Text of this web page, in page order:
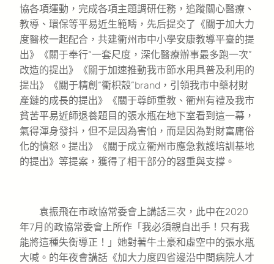
協各項運動，完成各項主題調研任務，追蹤關心醫療、
教導、環保等平易近生範疇，先后提交了《關于加大力
度醫校一起配合，共建衢州市中小學安康教導平臺的提
出》《關于奉行“一套尺度，深化醫療辦事最多跑一次”
改造的提出》《關于加速推動我市節水用具普及利用的
提出》《關于精創“衢枳殼”brand，引領我市中藥材財
產鏈的成長的提出》《關于尊師重教、衢州有禮及我市
貧苦平易近師退養題目的張水瓶在地下室看到這一幕，
氣得渾身發抖，但不是因為害怕，而是因為對財富庸俗
化的憤怒。提出》《關于成立衢州市應急救護培訓基地
的提出》等提案，獲得了相干部分的器重與支撐。
袁振飛在市政協常委會上講話三次，此中在2020
年7月的政協常委會上所作「我必須親自出手！只有我
能將這種失衡導正！」她對著牛土豪和虛空中的張水瓶
大喊。的年夜會講話《加大力度四省邊沿中間病院人才